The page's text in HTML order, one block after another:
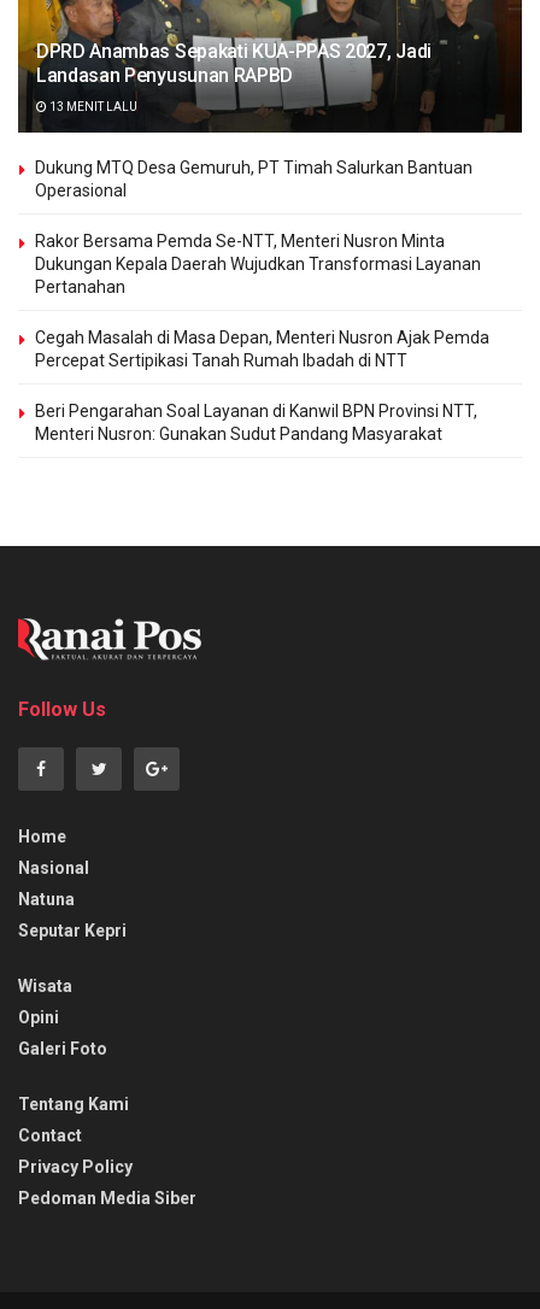
DPRD Anambas Sepakati KUA-PPAS 2027, Jadi
Landasan Penyusunan RAPBD
13 MENIT LALU
Dukung MTQ Desa Gemuruh, PT Timah Salurkan Bantuan
Operasional
Rakor Bersama Pemda Se-NTT, Menteri Nusron Minta
Dukungan Kepala Daerah Wujudkan Transformasi Layanan
Pertanahan
Cegah Masalah di Masa Depan, Menteri Nusron Ajak Pemda
Percepat Sertipikasi Tanah Rumah Ibadah di NTT
Beri Pengarahan Soal Layanan di Kanwil BPN Provinsi NTT,
Menteri Nusron: Gunakan Sudut Pandang Masyarakat
Follow Us
Home
Nasional
Natuna
Seputar Kepri
Wisata
Opini
Galeri Foto
Tentang Kami
Contact
Privacy Policy
Pedoman Media Siber